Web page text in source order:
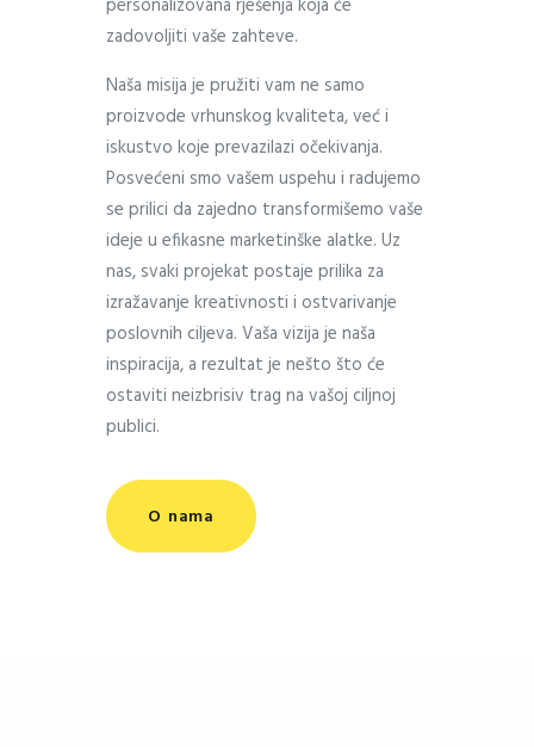
personalizovana rješenja koja će
zadovoljiti vaše zahteve.
Naša misija je pružiti vam ne samo
proizvode vrhunskog kvaliteta, već i
iskustvo koje prevazilazi očekivanja.
Posvećeni smo vašem uspehu i radujemo
se prilici da zajedno transformišemo vaše
ideje u efikasne marketinške alatke. Uz
nas, svaki projekat postaje prilika za
izražavanje kreativnosti i ostvarivanje
poslovnih ciljeva. Vaša vizija je naša
inspiracija, a rezultat je nešto što će
ostaviti neizbrisiv trag na vašoj ciljnoj
publici.
O nama